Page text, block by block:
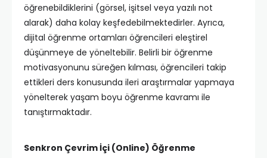
öğrenebildiklerini (görsel, işitsel veya yazılı not
alarak) daha kolay keşfedebilmektedirler. Ayrıca,
dijital öğrenme ortamları öğrencileri eleştirel
düşünmeye de yöneltebilir. Belirli bir öğrenme
motivasyonunu süreğen kılması, öğrencileri takip
ettikleri ders konusunda ileri araştırmalar yapmaya
yönelterek yaşam boyu öğrenme kavramı ile
tanıştırmaktadır.
Senkron Çevrim İçi (Online) Öğrenme